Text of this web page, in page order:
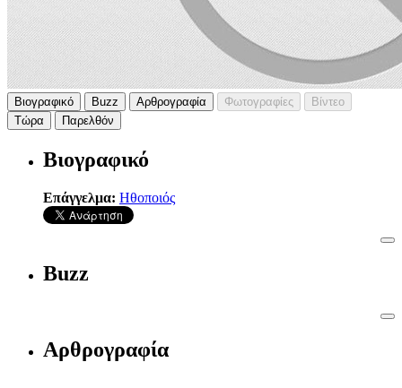
Βιογραφικό Buzz Αρθρογραφία Φωτογραφίες
Βίντεο
Τώρα
Παρελθόν
Βιογραφικό
Επάγγελμα: Ηθοποιός
Buzz
Αρθρογραφία